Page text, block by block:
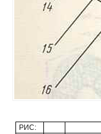
РИС: